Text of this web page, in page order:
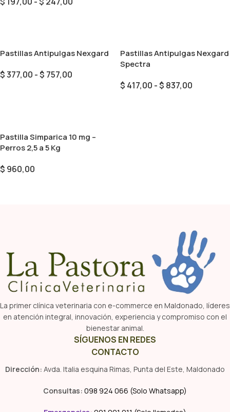
Pastillas Antipulgas Nexgard
$377,00 -$ 757,00
Pastillas Antipulgas Nexgard
Spectra
$ 417,00 -$ 837,00
Pastilla Simparica 10 mg –
Perros 2,5 a 5 Kg
$ 960,00
La primer clínica veterinaria con e-commerce en Maldonado, líderes
en atención integral, innovación, experiencia y compromiso con el
bienestar animal.
SÍGUENOS EN REDES
CONTACTO
Dirección: Avda. Italia esquina Rimas, Punta del Este, Maldonado
Consultas: 098 924 066 (Solo Whatsapp)